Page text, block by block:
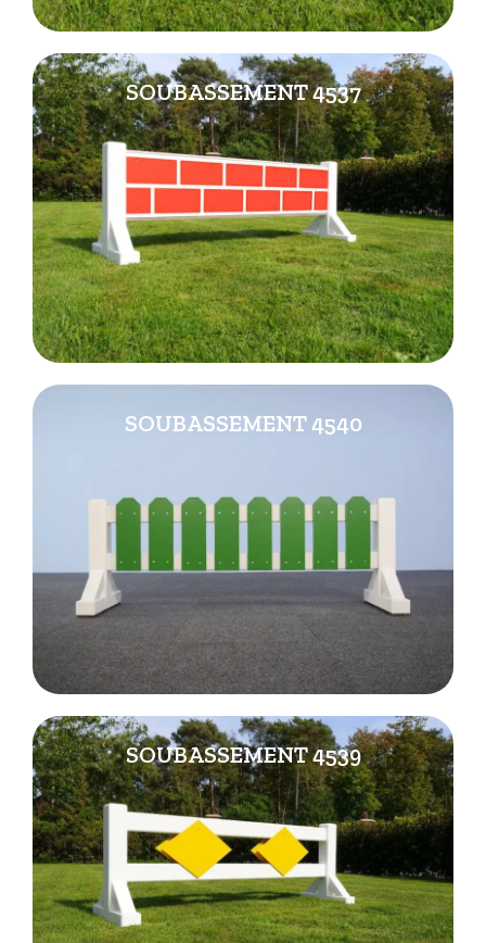
SOUBASSEMENT 4537
SOUBASSEMENT 4540
SOUBASSEMENT 4539